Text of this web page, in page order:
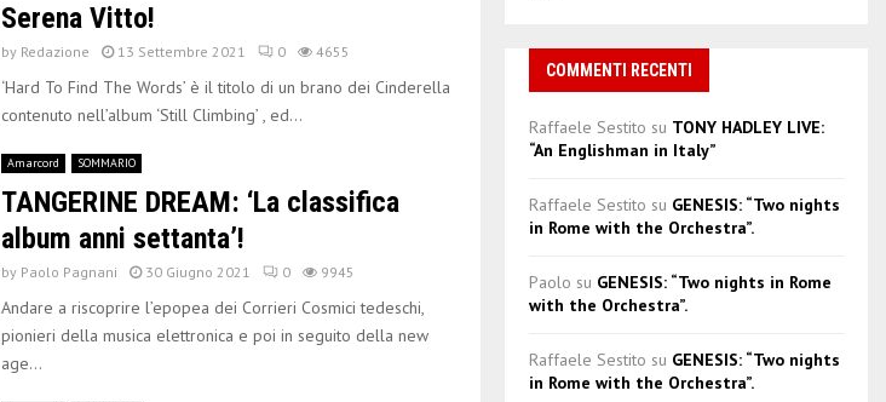
Serena Vitto!
by Redazione 13 Settembre 2021 0 4655
‘Hard To Find The Words’ è il titolo di un brano dei Cinderella
contenuto nell’album ‘Still Climbing’ , ed...
Amarcord SOMMARIO
TANGERINE DREAM: ‘La classifica
album anni settanta’!
by Paolo Pagnani 30 Giugno 2021 0 9945
Andare a riscoprire l’epopea dei Corrieri Cosmici tedeschi,
pionieri della musica elettronica e poi in seguito della new
age...
COMMENTI RECENTI
Raffaele Sestito su TONY HADLEY LIVE:
“An Englishman in Italy”
Raffaele Sestito su GENESIS: “Two nights
in Rome with the Orchestra”.
Paolo su GENESIS: “Two nights in Rome
with the Orchestra”.
Raffaele Sestito su GENESIS: “Two nights
in Rome with the Orchestra”.